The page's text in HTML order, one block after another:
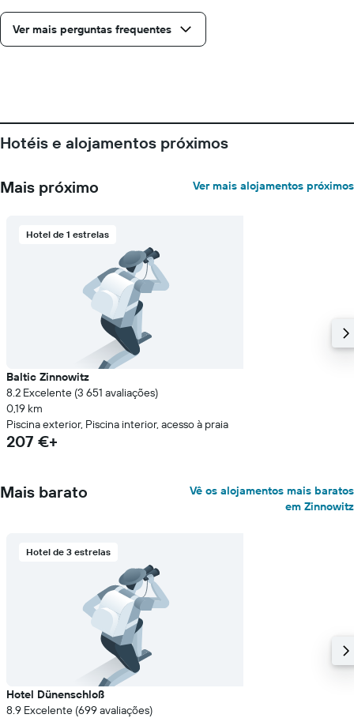
Ver mais perguntas frequentes
Hotéis e alojamentos próximos
Mais próximo Ver mais alojamentos próximos
Hotel de 1 estrelas
Baltic Zinnowitz
8.2 Excelente (3 651 avaliações)
0,19 km
Piscina exterior, Piscina interior, acesso à praia
207 €+
Mais barato
Vê os alojamentos mais baratos
em Zinnowitz
Hotel de 3 estrelas
Hotel Dünenschloß
8.9 Excelente (699 avaliações)